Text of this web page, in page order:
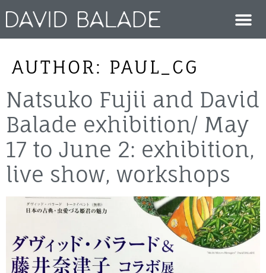
AUTHOR: PAUL_CG
Natsuko Fujii and David
Balade exhibition/ May
17 to June 2: exhibition,
live show, workshops